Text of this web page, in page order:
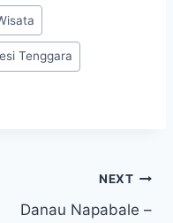
Tenggara
NEXT
Danau Napabale –